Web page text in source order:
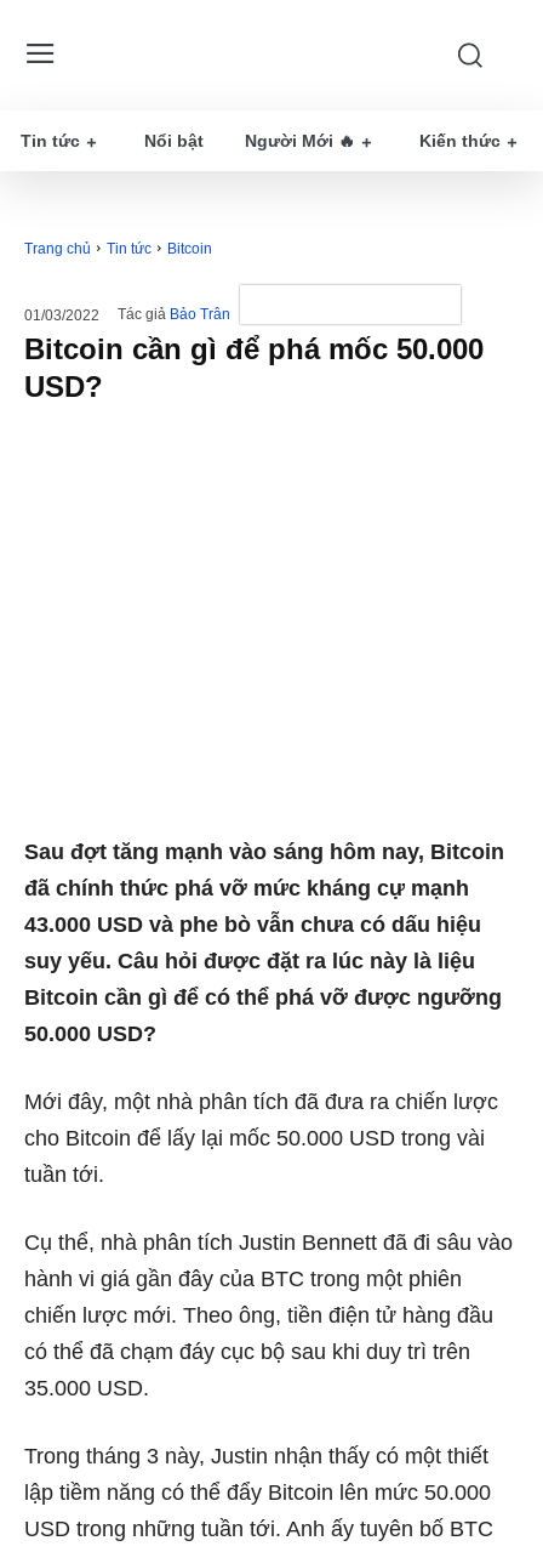
Tin tức Nổi bật Người Mới 🔥 Kiến thức
Trang chủ Tin tức Bitcoin
01/03/2022 Tác giả Bảo Trân
Bitcoin cần gì để phá mốc 50.000
USD?
Sau đợt tăng mạnh vào sáng hôm nay, Bitcoin
đã chính thức phá vỡ mức kháng cự mạnh
43.000 USD và phe bò vẫn chưa có dấu hiệu
suy yếu. Câu hỏi được đặt ra lúc này là liệu
Bitcoin cần gì để có thể phá vỡ được ngưỡng
50.000 USD?
Mới đây, một nhà phân tích đã đưa ra chiến lược
cho Bitcoin để lấy lại mốc 50.000 USD trong vài
tuần tới.
Cụ thể, nhà phân tích Justin Bennett đã đi sâu vào
hành vi giá gần đây của BTC trong một phiên
chiến lược mới. Theo ông, tiền điện tử hàng đầu
có thể đã chạm đáy cục bộ sau khi duy trì trên
35.000 USD.
Trong tháng 3 này, Justin nhận thấy có một thiết
lập tiềm năng có thể đẩy Bitcoin lên mức 50.000
USD trong những tuần tới. Anh ấy tuyên bố BTC